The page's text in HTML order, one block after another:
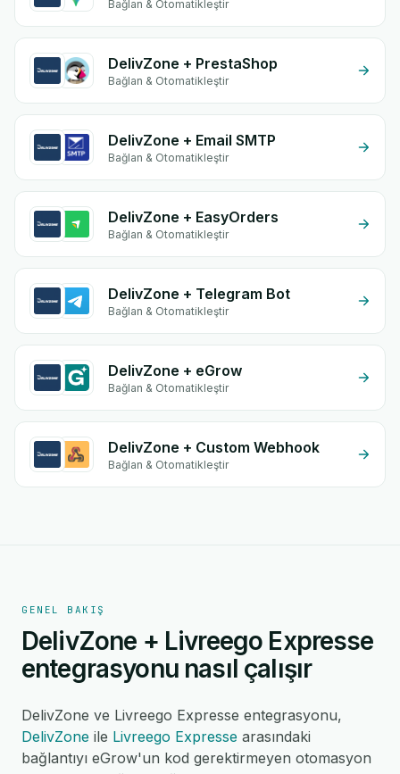
Bağlan & Otomatikleştir
DelivZone + PrestaShop
Bağlan & Otomatikleştir
DelivZone + Email SMTP
Bağlan & Otomatikleştir
DelivZone + EasyOrders
Bağlan & Otomatikleştir
DelivZone + Telegram Bot
Bağlan & Otomatikleştir
DelivZone + eGrow
Bağlan & Otomatikleştir
DelivZone + Custom Webhook
Bağlan & Otomatikleştir
GENEL BAKIŞ
DelivZone + Livreego Expresse
entegrasyonu nasıl çalışır
DelivZone ve Livreego Expresse entegrasyonu,
DelivZone ile Livreego Expresse arasındaki
bağlantıyı eGrow'un kod gerektirmeyen otomasyon